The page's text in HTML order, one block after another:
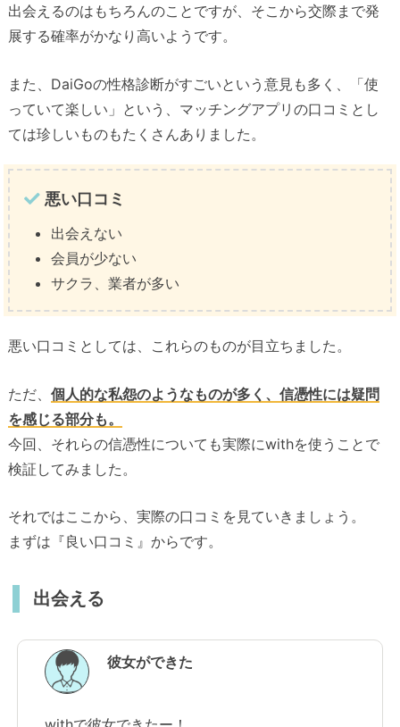
出会えるのはもちろんのことですが、そこから交際まで発
展する確率がかなり高いようです。
また、DaiGoの性格診断がすごいという意見も多く、「使
っていて楽しい」という、マッチングアプリの口コミとし
ては珍しいものもたくさんありました。
悪い口コミ
出会えない
会員が少ない
サクラ、業者が多い
悪い口コミとしては、これらのものが目立ちました。
ただ、 個人的な私怨のようなものが多く、信憑性には疑問
を感じる部分も。
今回、それらの信憑性についても実際にwithを使うことで
検証してみました。
それではここから、実際の口コミを見ていきましょう。
まずは『良い口コミ』からです。
出会える
彼女ができた